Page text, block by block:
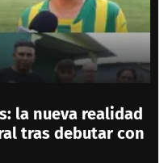
la nueva realidad
tras debutar con